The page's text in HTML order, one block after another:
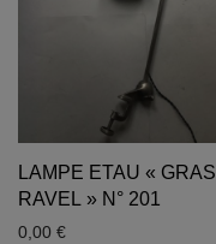
LAMPE ETAU « GRAS
RAVEL » N° 201
0,00 €